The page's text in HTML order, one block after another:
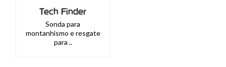
Tech Finder
Sonda para
montanhismo e resgate
para ..